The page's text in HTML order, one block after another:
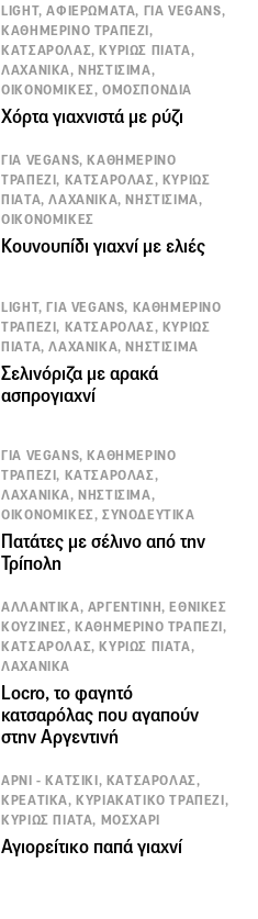
LIGHT, ΑΦΙΕΡΩΜΑΤΑ, ΓΙΑ VEGANS,
ΚΑΘΗΜΕΡΙΝΟ ΤΡΑΠΕΖΙ,
ΚΑΤΣΑΡΟΛΑΣ, ΚΥΡΙΩΣ ΠΙΑΤΑ,
ΛΑΧΑΝΙΚΑ, ΝΗΣΤΙΣΙΜΑ,
ΟΙΚΟΝΟΜΙΚΕΣ, ΟΜΟΣΠΟΝΔΙΑ
Χόρτα γιαχνιστά με ρύζι
ΓΙΑ VEGANS, ΚΑΘΗΜΕΡΙΝΟ
ΤΡΑΠΕΖΙ, ΚΑΤΣΑΡΟΛΑΣ, ΚΥΡΙΩΣ
ΠΙΑΤΑ, ΛΑΧΑΝΙΚΑ, ΝΗΣΤΙΣΙΜΑ,
ΟΙΚΟΝΟΜΙΚΕΣ
Κουνουπίδι γιαχνί με ελιές
LIGHT, ΓΙΑ VEGANS, ΚΑΘΗΜΕΡΙΝΟ
ΤΡΑΠΕΖΙ, ΚΑΤΣΑΡΟΛΑΣ, ΚΥΡΙΩΣ
ΠΙΑΤΑ, ΛΑΧΑΝΙΚΑ, ΝΗΣΤΙΣΙΜΑ
Σελινόριζα με αρακά
ασπρογιαχνί
ΓΙΑ VEGANS, ΚΑΘΗΜΕΡΙΝΟ
ΤΡΑΠΕΖΙ, ΚΑΤΣΑΡΟΛΑΣ,
ΛΑΧΑΝΙΚΑ, ΝΗΣΤΙΣΙΜΑ,
ΟΙΚΟΝΟΜΙΚΕΣ, ΣΥΝΟΔΕΥΤΙΚΑ
Πατάτες με σέλινο από την
Τρίπολη
ΑΛΛΑΝΤΙΚΑ, ΑΡΓΕΝΤΙΝΗ, ΕΘΝΙΚΕΣ
ΚΟΥΖΙΝΕΣ, ΚΑΘΗΜΕΡΙΝΟ ΤΡΑΠΕΖΙ,
ΚΑΤΣΑΡΟΛΑΣ, ΚΥΡΙΩΣ ΠΙΑΤΑ,
ΛΑΧΑΝΙΚΑ
Locro, το φαγητό
κατσαρόλας που αγαπούν
στην Αργεντινή
ΑΡΝΙ - ΚΑΤΣΙΚΙ, ΚΑΤΣΑΡΟΛΑΣ,
ΚΡΕΑΤΙΚΑ, ΚΥΡΙΑΚΑΤΙΚΟ ΤΡΑΠΕΖΙ,
ΚΥΡΙΩΣ ΠΙΑΤΑ, ΜΟΣΧΑΡΙ
Αγιορείτικο παπά γιαχνί